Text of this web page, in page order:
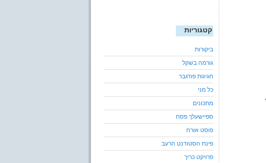
קטגוריות
ביקורות
גורמה בשקל
חגיגות פודגבר
כל מני
מתכונים
ספיישעלך פסח
פוסט אורח
פינת הסטודנט הרעב
פרויקט כריך